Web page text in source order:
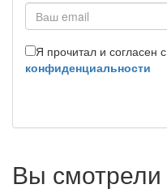
Я прочитал и согласен с
конфиденциальности
Вы смотрели